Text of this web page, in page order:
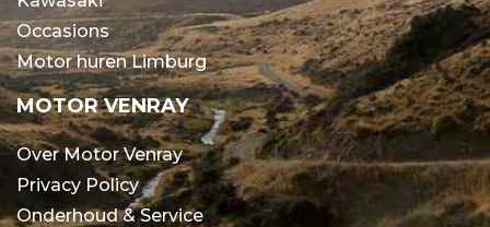
Occasions
Motor huren Limburg
MOTOR VENRAY
Over Motor Venray
Privacy Policy
Onderhoud & Service